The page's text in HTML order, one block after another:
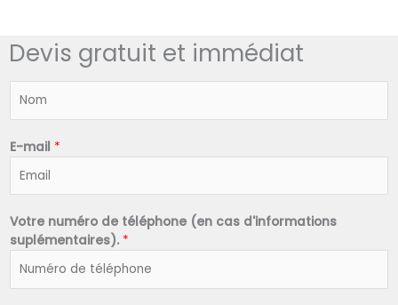
Devis gratuit et immédiat
*
E-mail *
Votre numéro de téléphone (en cas d'informations
suplémentaires). *